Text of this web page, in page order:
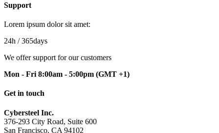
Support
Lorem ipsum dolor sit amet:
24h / 365days
We offer support for our customers
Mon - Fri 8:00am - 5:00pm (GMT +1)
Get in touch
Cybersteel Inc.
376-293 City Road, Suite 600
San Francisco, CA 94102